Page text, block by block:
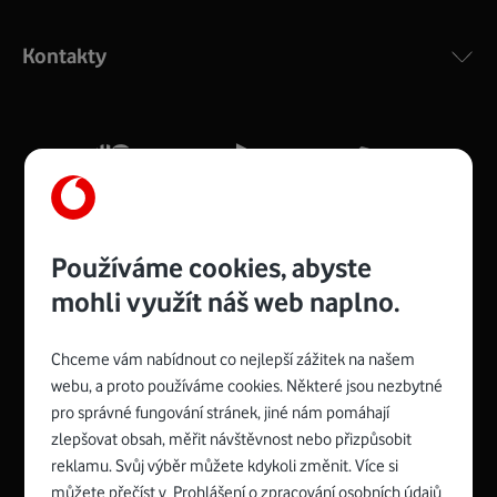
silný signál pro celou domácnost. Kompaktní rozměry 21
Více o COMPAL CH7465VF
Zyxel VMG8623-T50B:
Rozměry modemu jsou 16 x 22 x 7,5 cm (včetně stojánku)
a nabízí 4 gigabitové LAN porty a bezdrátové připojení Wi-
Spojte se s Vodafonem
Kontakty
Používáme cookies, abyste
mohli využít náš web naplno.
Chceme vám nabídnout co nejlepší zážitek na našem
webu, a proto používáme cookies. Některé jsou nezbytné
pro správné fungování stránek, jiné nám pomáhají
zlepšovat obsah, měřit návštěvnost nebo přizpůsobit
reklamu. Svůj výběr můžete kdykoli změnit. Více si
můžete přečíst v Prohlášení o zpracování osobních údajů